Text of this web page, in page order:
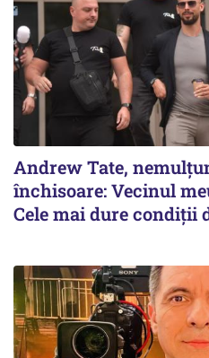
Andrew Tate,
închisoare: Vecinul
Cele mai dure condiții